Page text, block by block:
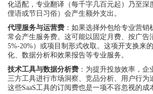
化适配，专业翻译（每千字几百元起）乃至深
俚语或节日习俗）会产生额外支出。
代理服务与运营费 ：如果选择外包给专业营销
常会产生服务费。这可能以固定月费、按广告
5%-20%）或项目制形式收取。这项开支换来
化、数据分析和效果报告等专业服务。
技术工具与数据分析费 ：为提升投放效率，
三方工具进行市场洞察、竞品分析、用户行为
这些SaaS工具的订阅费也是一项不容忽视的成